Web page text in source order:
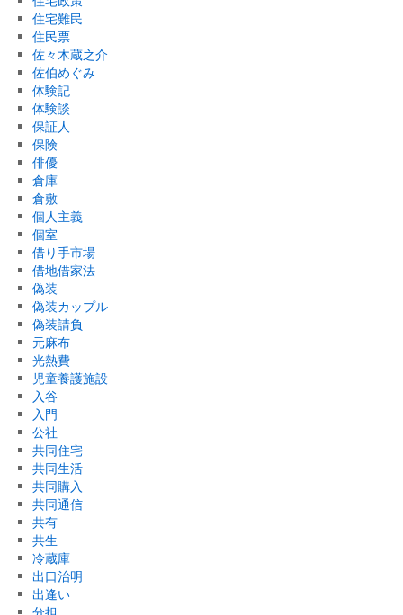
住宅難民
住民票
佐々木蔵之介
佐伯めぐみ
体験記
体験談
保証人
保険
俳優
倉庫
倉敷
個人主義
個室
借り手市場
借地借家法
偽装
偽装カップル
偽装請負
元麻布
光熱費
児童養護施設
入谷
入門
公社
共同住宅
共同生活
共同購入
共同通信
共有
共生
冷蔵庫
出口治明
出逢い